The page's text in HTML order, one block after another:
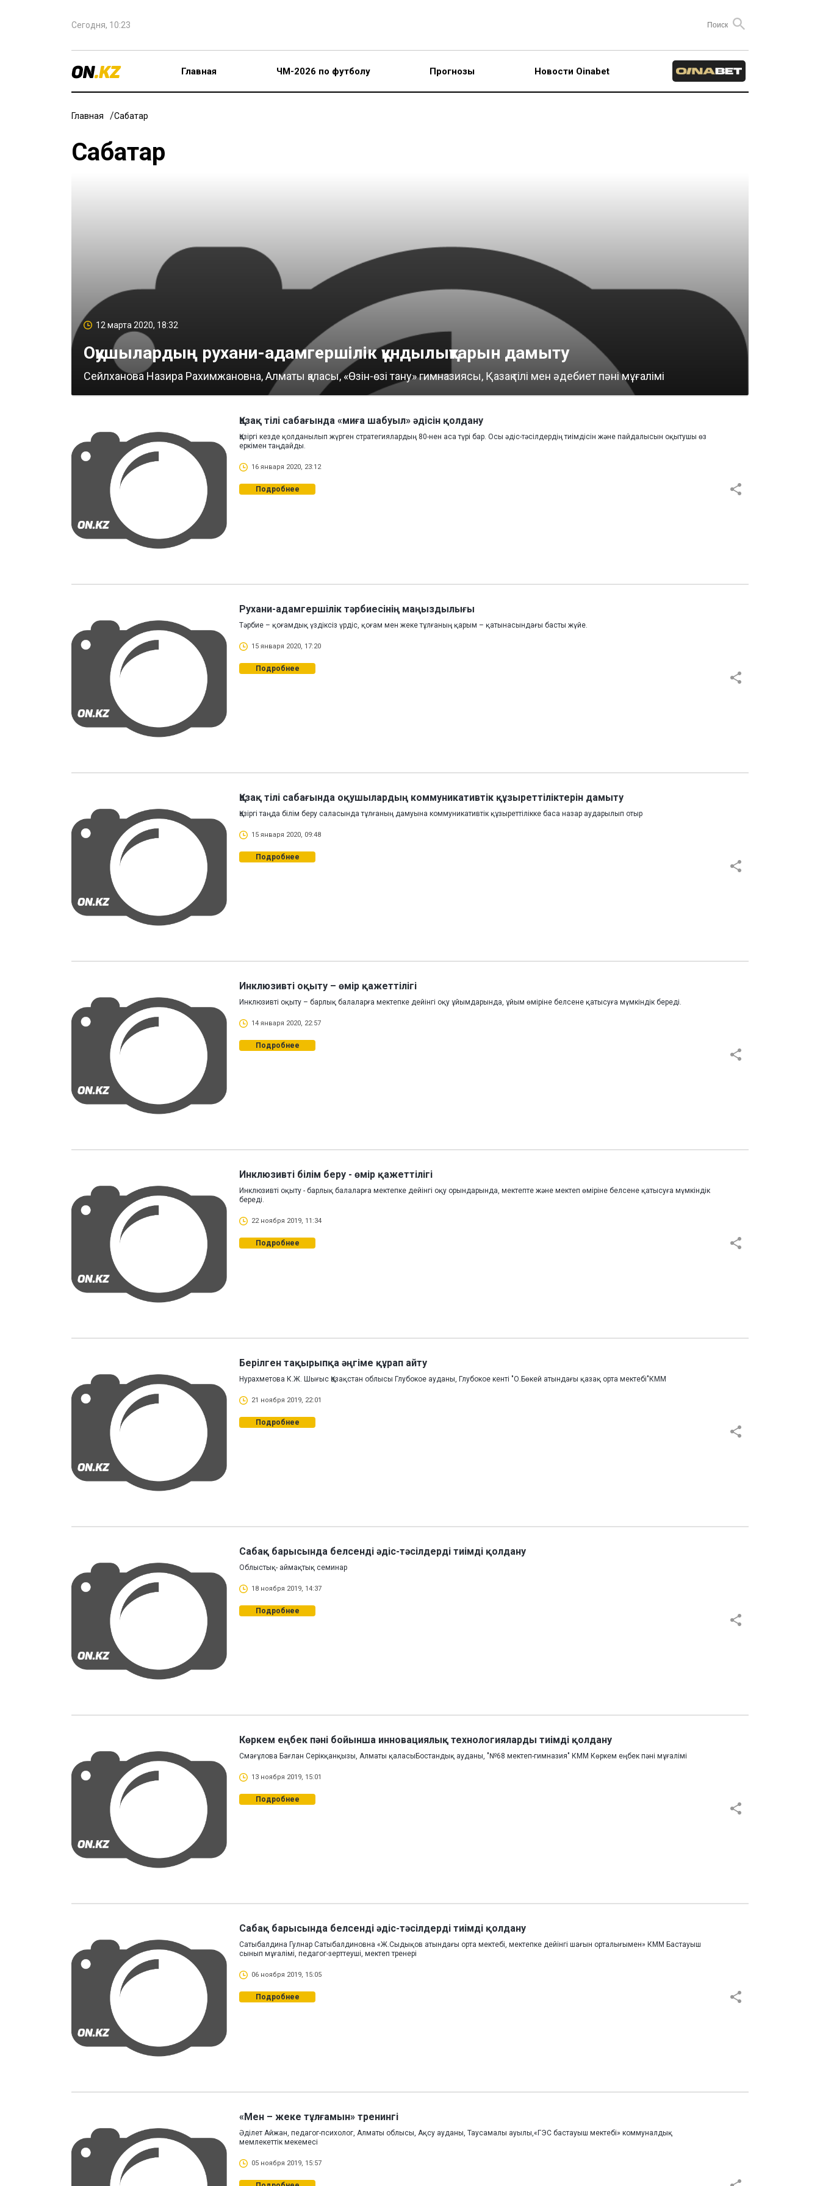
Сегодня, 10:23
Главная ЧМ-2026 по футболу Прогнозы Новости Oinabet
Главная Сабақтар
Сабақтар
12 марта 2020, 18:32
Оқушылардың рухани-адамгершілік құндылықтарын дамыту
Сейлханова Назира Рахимжановна, Алматы қаласы, «Өзін-өзі тану» гимназиясы, Қазақ тілі мен әдебиет пәні мұғалімі
Қазақ тілі сабағында «миға шабуыл» әдісін қолдану
Қазіргі кезде қолданылып жүрген стратегиялардың 80-нен аса түрі бар. Осы әдіс-тәсілдердің тиімдісін және пайдалысын оқытушы өз
еркімен таңдайды.
16 января 2020, 23:12
Подробнее
Рухани-адамгершілік тәрбиесінің маңыздылығы
Тәрбие – қоғамдық үздіксіз үрдіс, қоғам мен жеке тұлғаның қарым – қатынасындағы басты жүйе.
15 января 2020, 17:20
Подробнее
Қазақ тілі сабағында оқушылардың коммуникативтік құзыреттіліктерін дамыту
Қазіргі таңда білім беру саласында тұлғаның дамуына коммуникативтік құзыреттілікке баса назар аударылып отыр
15 января 2020, 09:48
Подробнее
Инклюзивті оқыту – өмір қажеттілігі
Инклюзивті оқыту – барлық балаларға мектепке дейінгі оқу ұйымдарында, ұйым өміріне белсене қатысуға мүмкіндік береді.
14 января 2020, 22:57
Подробнее
Инклюзивті білім беру - өмір қажеттілігі
Инклюзивті оқыту - барлық балаларға мектепке дейінгі оқу орындарында, мектепте және мектеп өміріне белсене қатысуға мүмкіндік
береді.
22 ноября 2019, 11:34
Подробнее
Берілген тақырыпқа әңгіме құрап айту
Нурахметова К.Ж. Шығыс Қазақстан облысы Глубокое ауданы, Глубокое кенті "О.Бөкей атындағы қазақ орта мектебі"КММ
21 ноября 2019, 22:01
Подробнее
Сабақ барысында белсенді әдіс-тәсілдерді тиімді қолдану
Облыстық- аймақтық семинар
18 ноября 2019, 14:37
Подробнее
Көркем еңбек пәні бойынша инновациялық технологияларды тиімді қолдану
Смағұлова Бағлан Серікқанқызы, Алматы қаласыБостандық ауданы, "№68 мектеп-гимназия" КММ Көркем еңбек пәні мұғалімі
13 ноября 2019, 15:01
Подробнее
Сабақ барысында белсенді әдіс-тәсілдерді тиімді қолдану
Сатыбалдина Гулнар Сатыбалдиновна «Ж.Сыдықов атындағы орта мектебі, мектепке дейінгі шағын орталығымен» КММ Бастауыш
сынып мұғалімі, педагог-зерттеуші, мектеп тренері
06 ноября 2019, 15:05
Подробнее
«Мен – жеке тұлғамын» тренингі
Әділет Айжан, педагог-психолог, Алматы облысы, Ақсу ауданы, Таусамалы ауылы,«ГЭС бастауыш мектебі» коммуналдық
мемлекеттік мекемесі
05 ноября 2019, 15:57